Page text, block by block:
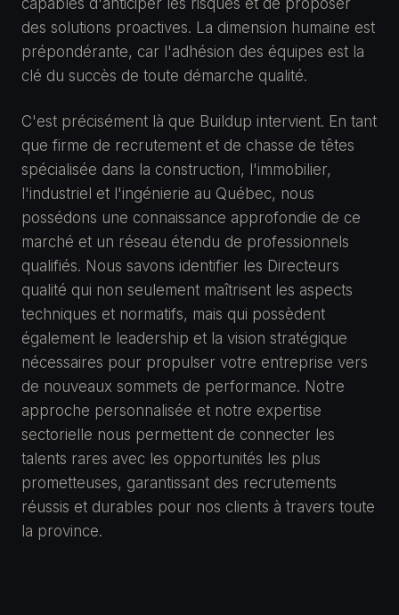
capables d'anticiper les risques et de proposer
des solutions proactives. La dimension humaine est
prépondérante, car l'adhésion des équipes est la
clé du succès de toute démarche qualité.
C'est précisément là que Buildup intervient. En tant
que firme de recrutement et de chasse de têtes
spécialisée dans la construction, l'immobilier,
l'industriel et l'ingénierie au Québec, nous
possédons une connaissance approfondie de ce
marché et un réseau étendu de professionnels
qualifiés. Nous savons identifier les Directeurs
qualité qui non seulement maîtrisent les aspects
techniques et normatifs, mais qui possèdent
également le leadership et la vision stratégique
nécessaires pour propulser votre entreprise vers
de nouveaux sommets de performance. Notre
approche personnalisée et notre expertise
sectorielle nous permettent de connecter les
talents rares avec les opportunités les plus
prometteuses, garantissant des recrutements
réussis et durables pour nos clients à travers toute
la province.